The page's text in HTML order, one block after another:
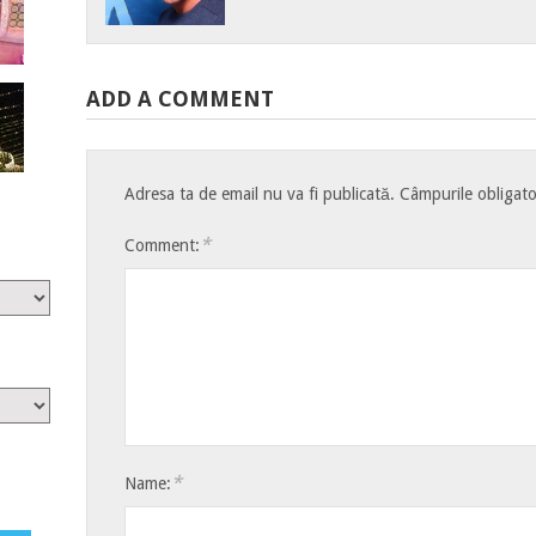
ADD A COMMENT
Adresa ta de email nu va fi publicată. Câmpurile
Comment: *
Name: *